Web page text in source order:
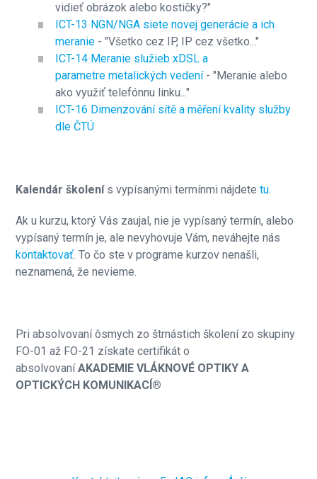
vidieť obrázok alebo kostičky?"
ICT-13 NGN/NGA siete novej generácie a ich
meranie - "Všetko cez IP, IP cez všetko..."
ICT-14 Meranie služieb xDSL a
parametre metalických vedení- "Meranie alebo
ako využiť telefónnu linku..."
ICT-16 Dimenzování sítě a měření kvality služby
dle ČTÚ
Kalendár školenís vypísanými termínmi nájdetetu.
Ak u kurzu, ktorý Vás zaujal, nie je vypísaný termín, alebo
vypísaný termín je, ale nevyhovuje Vám, neváhejte nás
kontaktovať. To čo ste v programe kurzov nenašli,
neznamená, že nevieme.
Pri absolvovaní ôsmych zo štrnástich školení zo skupiny
FO-01 až FO-21 získate certifikát o
absolvovaníAKADEMIE VLÁKNOVÉ OPTIKY A
OPTICKÝCH KOMUNIKACÍ®